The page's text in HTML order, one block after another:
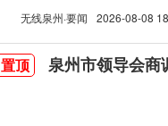
无线泉州·要闻 2026-08-08
置顶 泉州市领导会商